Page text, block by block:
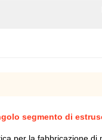
segmento di